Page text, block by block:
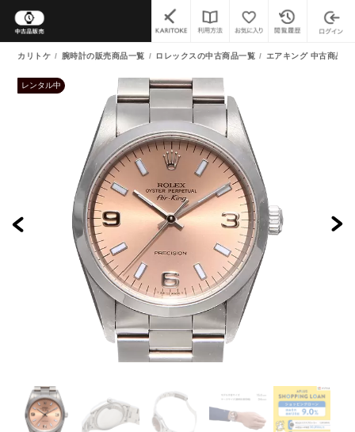
カリトケ 腕時計の販売商品一覧 ロレックスの中古商品一覧 エアキング 中古商品一
レンタル中